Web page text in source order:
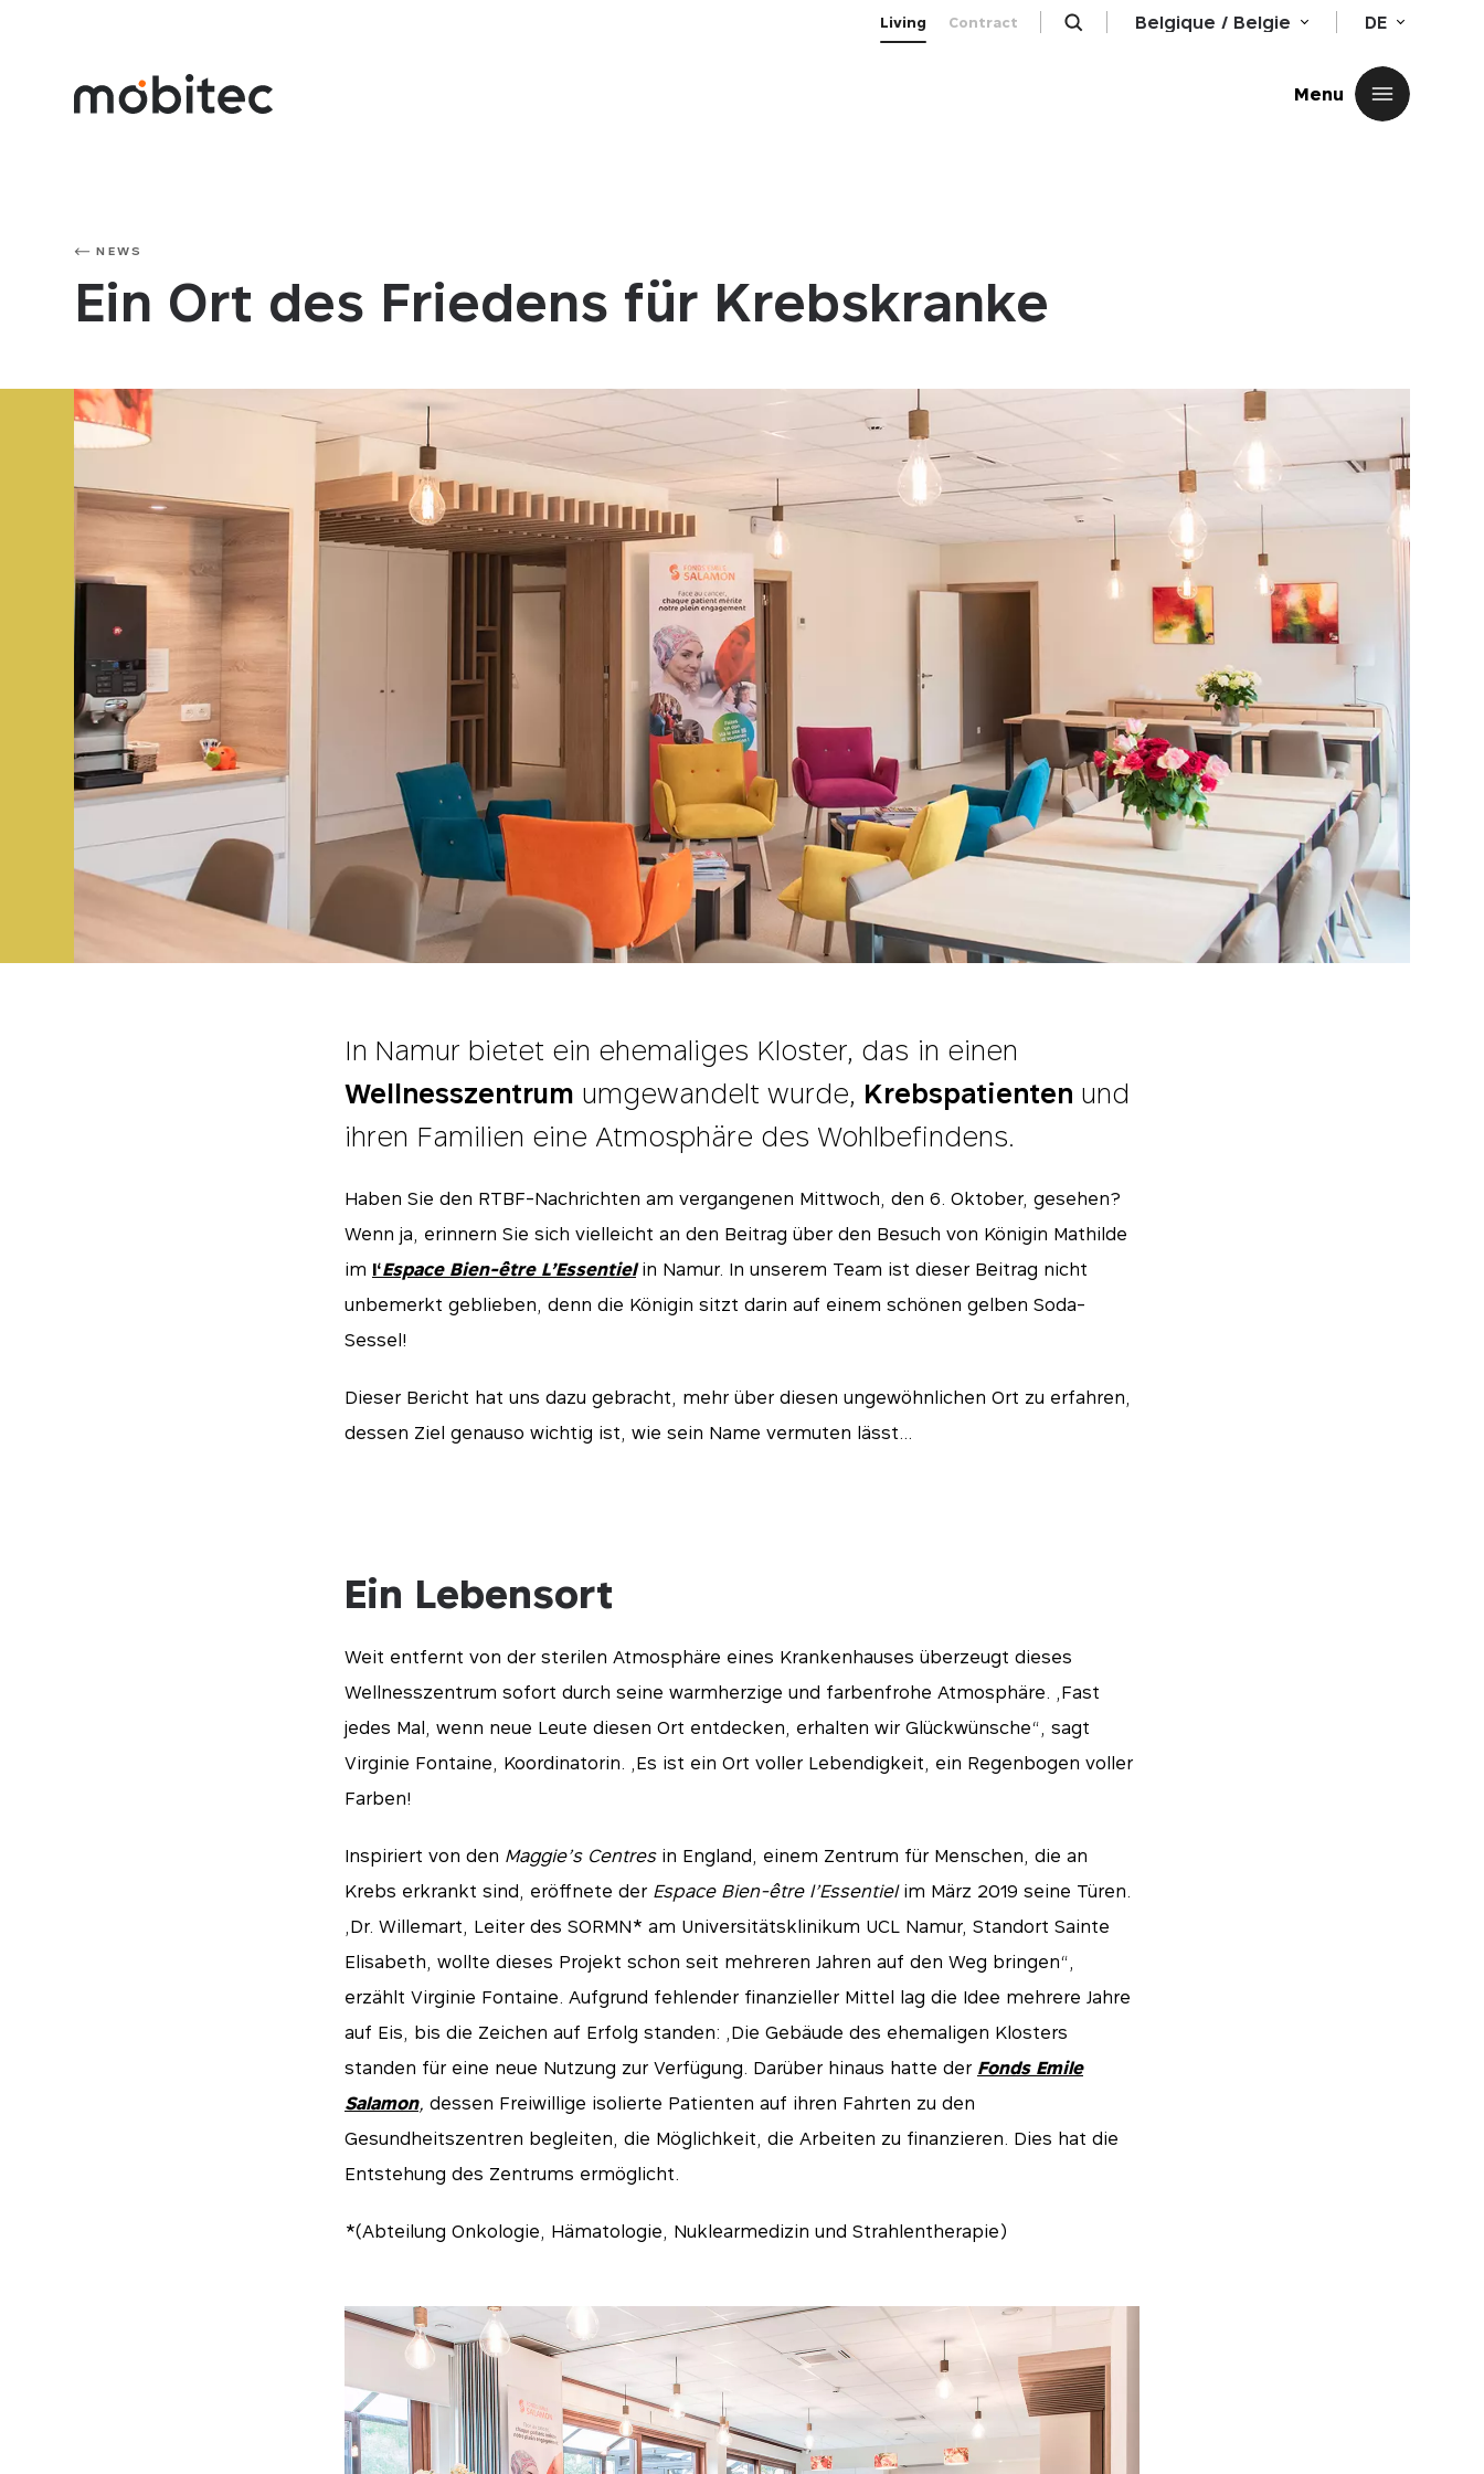
Living Contract Belgique / Belgie DE
Menu
NEWS
Ein Ort des Friedens für Krebskranke
In Namur bietet ein ehemaliges Kloster, das in einen
Wellnesszentrum umgewandelt wurde, Krebspatienten und
ihren Familien eine Atmosphäre des Wohlbefindens.
Haben Sie den RTBF-Nachrichten am vergangenen Mittwoch, den 6. Oktober, gesehen?
Wenn ja, erinnern Sie sich vielleicht an den Beitrag über den Besuch von Königin Mathilde
im l‘Espace Bien-être L’Essentielin Namur. In unserem Team ist dieser Beitrag nicht
unbemerkt geblieben, denn die Königin sitzt darin auf einem schönen gelben Soda-
Sessel!
Dieser Bericht hat uns dazu gebracht, mehr über diesen ungewöhnlichen Ort zu erfahren,
dessen Ziel genauso wichtig ist, wie sein Name vermuten lässt…
Ein Lebensort
Weit entfernt von der sterilen Atmosphäre eines Krankenhauses überzeugt dieses
Wellnesszentrum sofort durch seine warmherzige und farbenfrohe Atmosphäre. „Fast
jedes Mal, wenn neue Leute diesen Ort entdecken, erhalten wir Glückwünsche“, sagt
Virginie Fontaine, Koordinatorin. „Es ist ein Ort voller Lebendigkeit, ein Regenbogen voller
Farben!
Inspiriert von den Maggie’s Centresin England, einem Zentrum für Menschen, die an
Krebs erkrankt sind, eröffnete der Espace Bien-être l’Essentielim März 2019 seine Türen.
„Dr. Willemart, Leiter des SORMN* am Universitätsklinikum UCL Namur, Standort Sainte
Elisabeth, wollte dieses Projekt schon seit mehreren Jahren auf den Weg bringen“,
erzählt Virginie Fontaine. Aufgrund fehlender finanzieller Mittel lag die Idee mehrere Jahre
auf Eis, bis die Zeichen auf Erfolg standen: „Die Gebäude des ehemaligen Klosters
standen für eine neue Nutzung zur Verfügung. Darüber hinaus hatte der Fonds Emile
Salamon, dessen Freiwillige isolierte Patienten auf ihren Fahrten zu den
Gesundheitszentren begleiten, die Möglichkeit, die Arbeiten zu finanzieren. Dies hat die
Entstehung des Zentrums ermöglicht.
*(Abteilung Onkologie, Hämatologie, Nuklearmedizin und Strahlentherapie)
Essentials
Diese Cookies sind für das Funktionieren der Website unerlässlich und können in unseren Systemen nicht deaktiviert